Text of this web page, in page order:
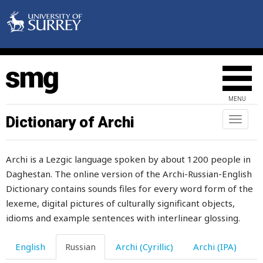
MENU
Toggle
Dictionary of Archi
Archi is a Lezgic language spoken by about 1200 people in
Daghestan. The online version of the Archi-Russian-English
Dictionary contains sounds files for every word form of the
lexeme, digital pictures of culturally significant objects,
idioms and example sentences with interlinear glossing.
English Russian Archi (Cyrillic) Archi (IPA)
безнаказанно
безрогий
безрукавка
белена
белить
белый